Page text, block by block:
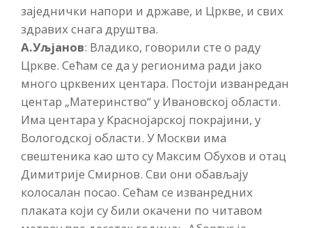
заједнички напори и државе, и Цркве, и свих
здравих снага друштва.
А.Уљјанов: Владико, говорили сте о раду
Цркве. Сећам се да у регионима ради јако
много црквених центара. Постоји изванредан
центар „Материнство“ у Ивановској области.
Има центара у Краснојарској покрајини, у
Вологодској области. У Москви има
свештеника као што су Максим Обухов и отац
Димитрије Смирнов. Сви они обављају
колосалан посао. Сећам се изванредних
плаката који су били окачени по читавом